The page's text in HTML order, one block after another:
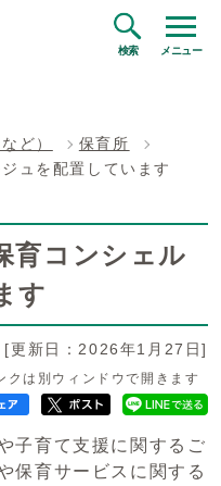
検索 メニュー
ど）
保育所
ュを配置しています
育コンシェル
す
[更新日：2026年1月27日]
クは別ウィンドウで開きます
子育て支援に関するご
保育サービスに関する